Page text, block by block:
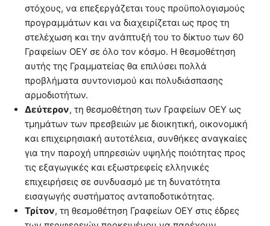
στόχους, να επεξεργάζεται τους προϋπολογισμούς
προγραμμάτων και να διαχειρίζεται ως προς τη
στελέχωση και την ανάπτυξή του το δίκτυο των 60
Γραφείων ΟΕΥ σε όλο τον κόσμο. Η θεσμοθέτηση
αυτής της Γραμματείας θα επιλύσει πολλά
προβλήματα συντονισμού και πολυδιάσπασης
αρμοδιοτήτων.
Δεύτερον, τη θεσμοθέτηση των Γραφείων ΟΕΥ ως
τμημάτων των πρεσβειών με διοικητική, οικονομική
και επιχειρησιακή αυτοτέλεια, συνθήκες αναγκαίες
για την παροχή υπηρεσιών υψηλής ποιότητας προς
τις εξαγωγικές και εξωστρεφείς ελληνικές
επιχειρήσεις σε συνδυασμό με τη δυνατότητα
εισαγωγής συστήματος ανταποδοτικότητας.
Τρίτον, τη θεσμοθέτηση Γραφείων ΟΕΥ στις έδρες